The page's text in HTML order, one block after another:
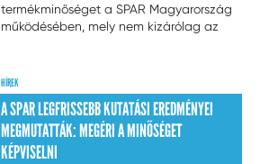
termékminőséget a SPAR Magyarország
működésében, mely nem kizárólag az
üzlethálózatra is érvényes.
HÍREK
A SPAR LEGFRISSEBB KUTATÁSI EREDMÉNYEI
MEGMUTATTÁK: MEGÉRI A MINŐSÉGET
KÉPVISELNI